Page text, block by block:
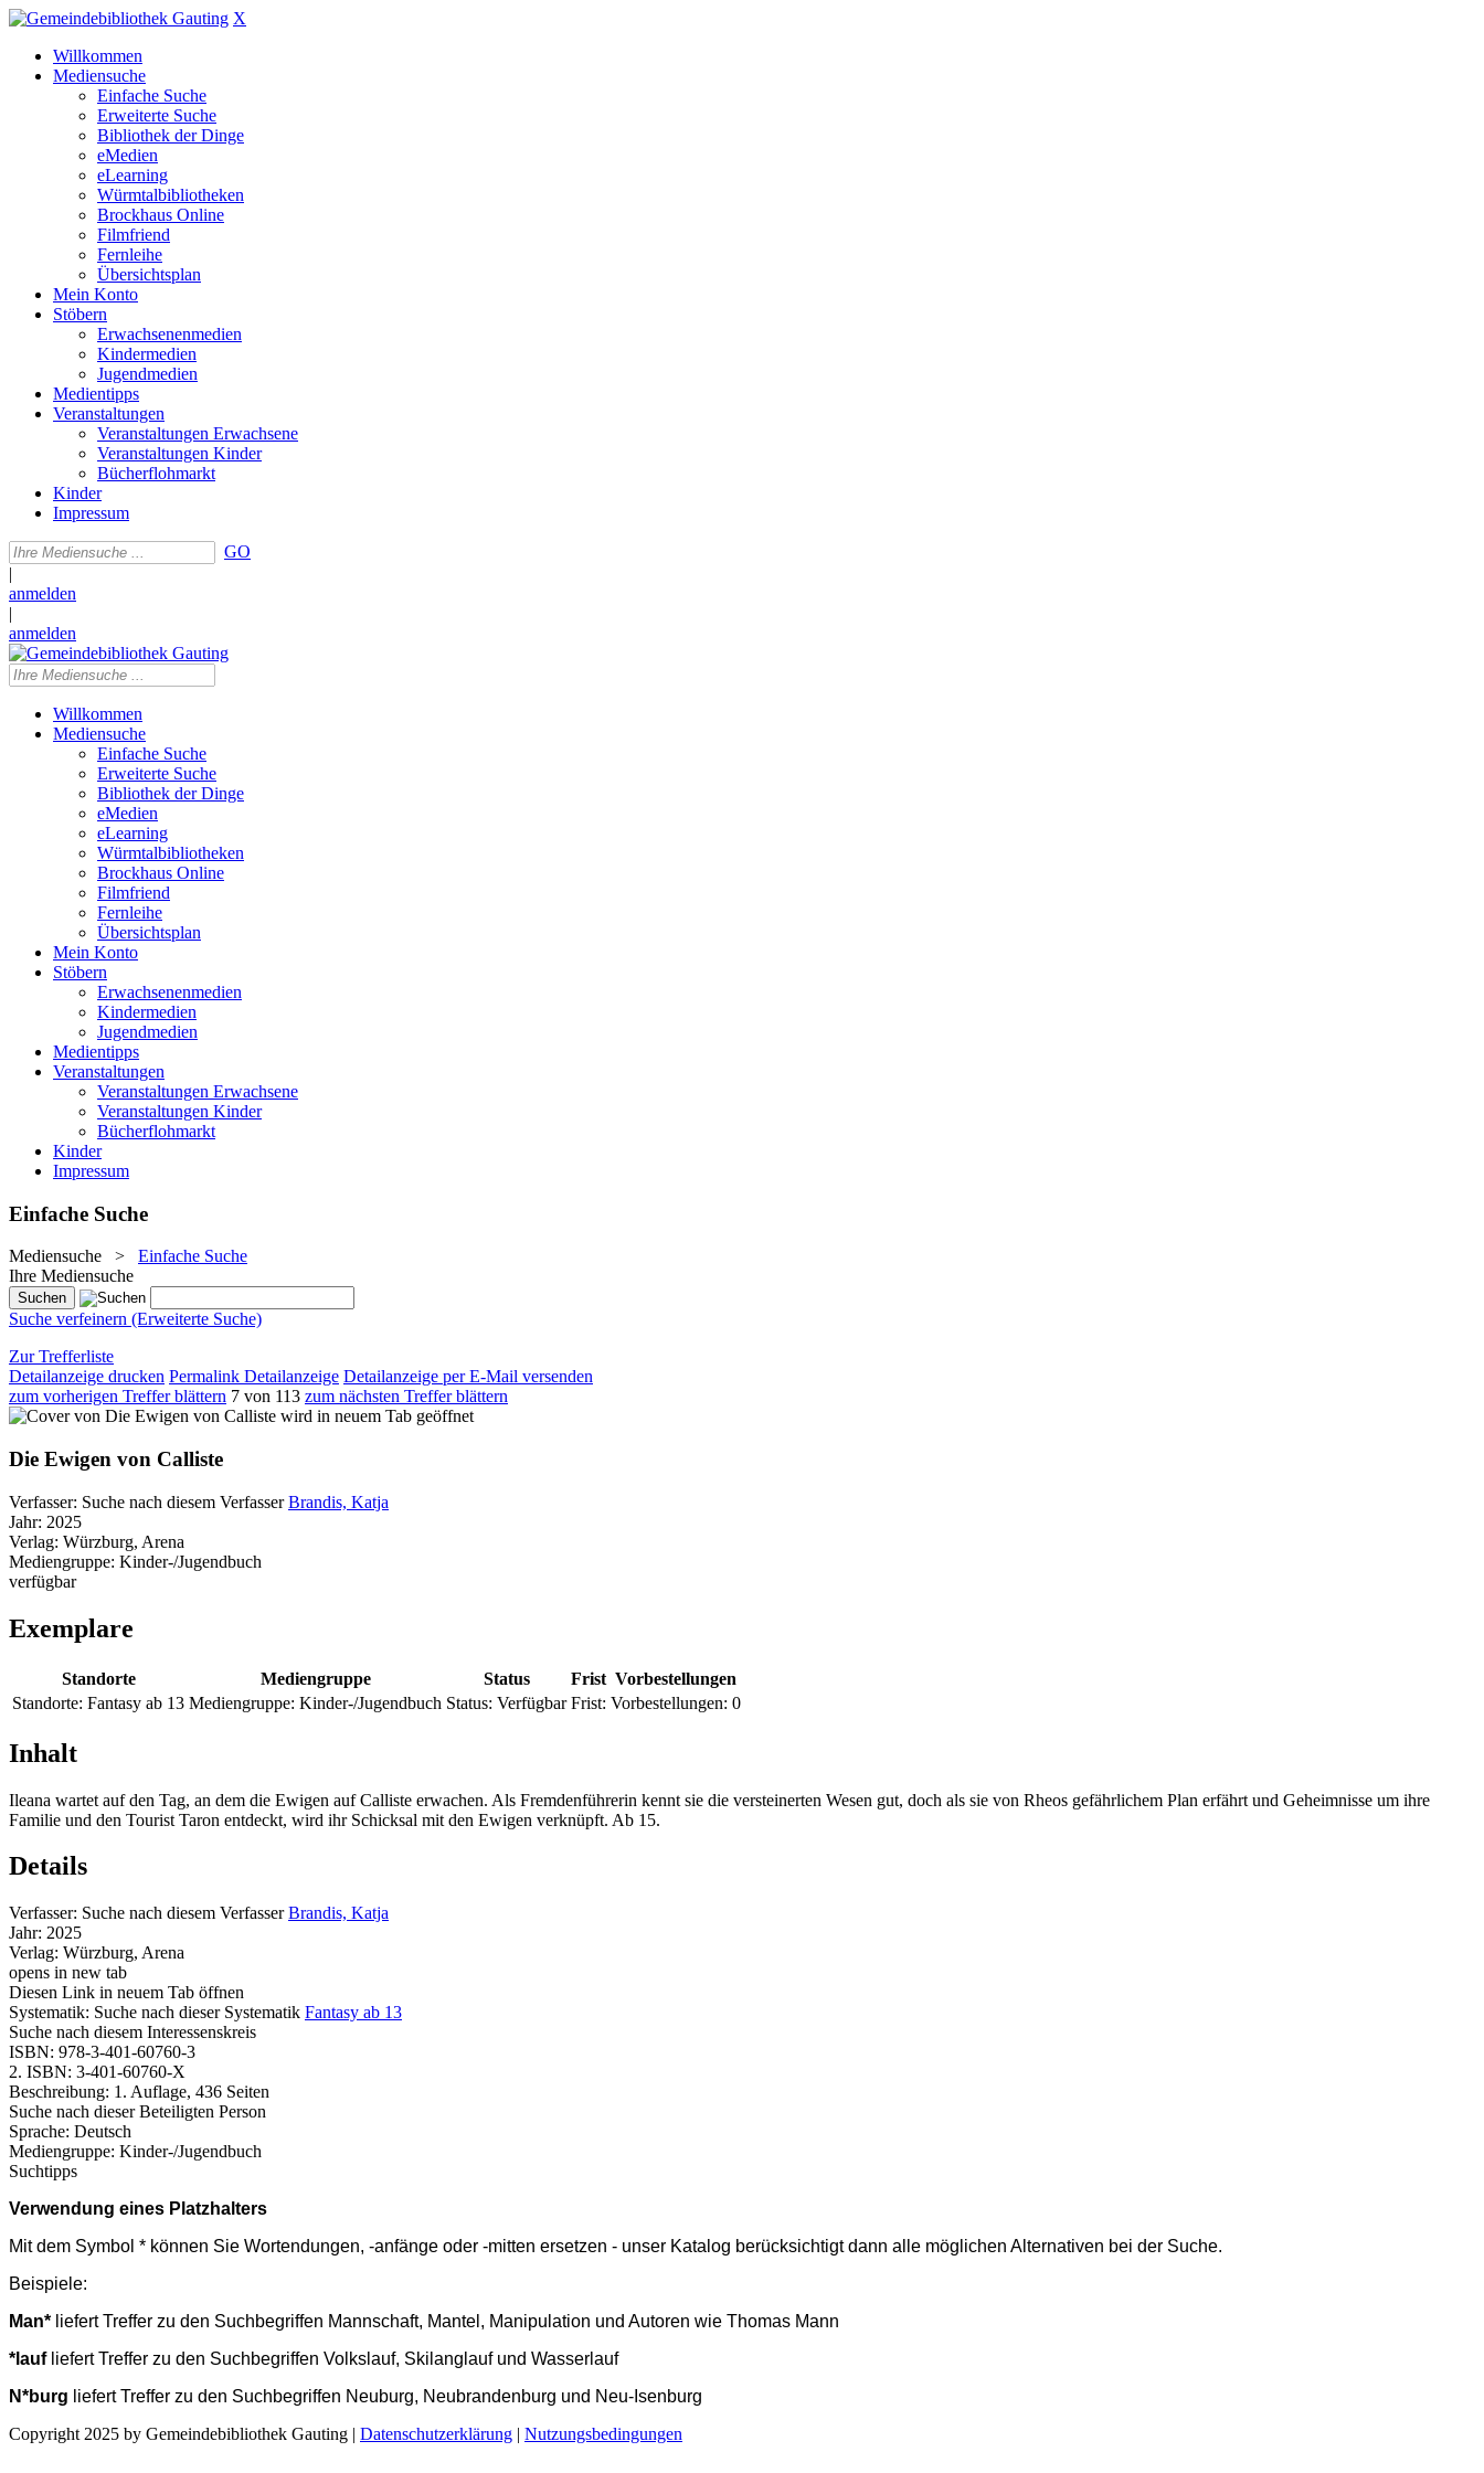
X
Willkommen
Mediensuche
Einfache Suche
Erweiterte Suche
Bibliothek der Dinge
eMedien
eLearning
Würmtalbibliotheken
Brockhaus Online
Filmfriend
Fernleihe
Übersichtsplan
Mein Konto
Stöbern
Erwachsenenmedien
Kindermedien
Jugendmedien
Medientipps
Veranstaltungen
Veranstaltungen Erwachsene
Veranstaltungen Kinder
Bücherflohmarkt
Kinder
Impressum
GO
|
anmelden
|
anmelden
Willkommen
Mediensuche
Einfache Suche
Erweiterte Suche
Bibliothek der Dinge
eMedien
eLearning
Würmtalbibliotheken
Brockhaus Online
Filmfriend
Fernleihe
Übersichtsplan
Mein Konto
Stöbern
Erwachsenenmedien
Kindermedien
Jugendmedien
Medientipps
Veranstaltungen
Veranstaltungen Erwachsene
Veranstaltungen Kinder
Bücherflohmarkt
Kinder
Impressum
Einfache Suche
Mediensuche > Einfache Suche
Ihre Mediensuche
Suche verfeinern (Erweiterte Suche)
Zur Trefferliste
Detailanzeige drucken Permalink Detailanzeige Detailanzeige per E-Mail versenden
zum vorherigen Treffer blättern 7 von 113 zum nächsten Treffer blättern
wird in neuem Tab geöffnet
Die Ewigen von Calliste
Verfasser: Suche nach diesem Verfasser Brandis, Katja
Jahr: 2025
Verlag: Würzburg, Arena
Mediengruppe: Kinder-/Jugendbuch
verfügbar
Exemplare
Standorte Mediengruppe Status Frist Vorbestellungen
Standorte: Fantasy ab 13 Mediengruppe: Kinder-/Jugendbuch Status: Verfügbar Frist: Vorbestellungen: 0
Inhalt
Ileana wartet auf den Tag, an dem die Ewigen auf Calliste erwachen. Als Fremdenführerin kennt sie die versteinerten Wesen gut, doch als sie von Rheos gefährlichem Plan erfährt und Geheimnisse um ihre
Familie und den Tourist Taron entdeckt, wird ihr Schicksal mit den Ewigen verknüpft. Ab 15.
Details
Verfasser: Suche nach diesem Verfasser Brandis, Katja
Jahr: 2025
Verlag: Würzburg, Arena
opens in new tab
Diesen Link in neuem Tab öffnen
Systematik: Suche nach dieser Systematik Fantasy ab 13
Suche nach diesem Interessenskreis
ISBN: 978-3-401-60760-3
2. ISBN: 3-401-60760-X
Beschreibung: 1. Auflage, 436 Seiten
Suche nach dieser Beteiligten Person
Sprache: Deutsch
Mediengruppe: Kinder-/Jugendbuch
Suchtipps
Verwendung eines Platzhalters
Mit dem Symbol * können Sie Wortendungen, -anfänge oder -mitten ersetzen - unser Katalog berücksichtigt dann alle möglichen Alternativen bei der Suche.
Beispiele:
Man* liefert Treffer zu den Suchbegriffen Mannschaft, Mantel, Manipulation und Autoren wie Thomas Mann
*lauf liefert Treffer zu den Suchbegriffen Volkslauf, Skilanglauf und Wasserlauf
N*burg liefert Treffer zu den Suchbegriffen Neuburg, Neubrandenburg und Neu-Isenburg
Copyright 2025 by Gemeindebibliothek Gauting | Datenschutzerklärung | Nutzungsbedingungen